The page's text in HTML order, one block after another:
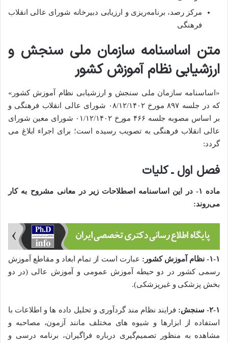
مرکز رصد، برنامه‌ریزی و ارزیابی دبیرخانه شورای عالی انقلاب
فرهنگی
متن اساسنامه سازمان ملی سنجش و
ارزشیابی نظام آموزش کشور
«اساسنامه سازمان ملی سنجش و ارزشیابی نظام آموزش کشور»
که در جلسه ۸۹۷ مورخ ۰۸/۱۲/۱۴۰۲ شورای عالی انقلاب فرهنگی و
بر اساس مصوبه جلسه ۴۶۶ مورخ ۰۱/۱۲/۱۴۰۲ شورای معین شورای
عالی انقلاب فرهنگی به تصویب رسیده است؛ برای اجراء ابلاغ می­‌
گردد:
فصل اول ـ کلیات
ماده ۱- در این اساسنامه اصطلاحات زیر در معانی مشروح به ­کار
می‌­روند:
۱-۱- نظام آموزش کشور:
عبارت است از تمام ابعاد و مقاطع آموزش
رسمی کشور در دو حیطه آموزش عمومی و آموزش­ عالی (در دو
بخش پزشکی و غیرپزشکی).
۲-۱- سنجش:
فرایند نظام ­مند گردآوری و تحلیل داده ­ها و اطلاعات با
استفاده از ابزار‌ها و شیوه ­‌های مختلف مانند آزمون، مصاحبه و
مشاهده به منظور تصمیم‌گیری درباره فراگیران، برنامه ­درسی و